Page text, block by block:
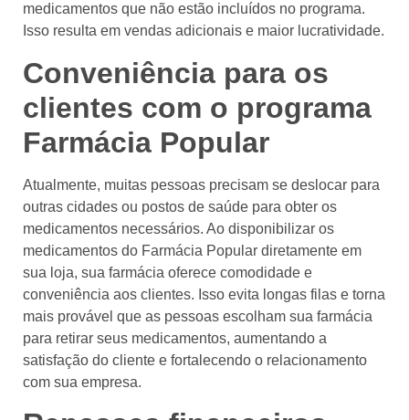
medicamentos que não estão incluídos no programa.
Isso resulta em vendas adicionais e maior lucratividade.
Conveniência para os
clientes com o programa
Farmácia Popular
Atualmente, muitas pessoas precisam se deslocar para
outras cidades ou postos de saúde para obter os
medicamentos necessários. Ao disponibilizar os
medicamentos do Farmácia Popular diretamente em
sua loja, sua farmácia oferece comodidade e
conveniência aos clientes. Isso evita longas filas e torna
mais provável que as pessoas escolham sua farmácia
para retirar seus medicamentos, aumentando a
satisfação do cliente e fortalecendo o relacionamento
com sua empresa.